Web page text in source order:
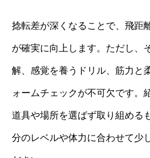
捻転差が深くなることで、飛距
が確実に向上します。ただし、
解、感覚を養うドリル、筋力と
ォームチェックが不可欠です。
道具や場所を選ばず取り組める
分のレベルや体力に合わせて少